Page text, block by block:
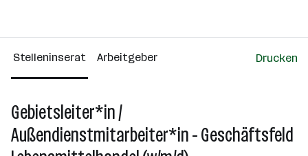
Über das Unternehmen
501 - 2500 Mitarbeiter*innen
Stelleninserat Arbeitgeber Drucken
Gebietsleiter*in /
Außendienstmitarbeiter*in - Geschäftsfeld